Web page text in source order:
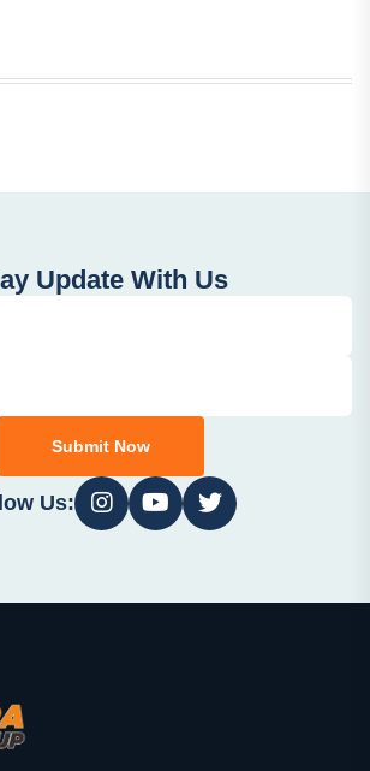
Update With Us
Submit Now
Us: